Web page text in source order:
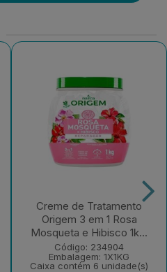
Creme de Tratamento
Origem 3 em 1 Rosa
Mosqueta e Hibisco 1k...
Código: 234904
Embalagem: 1X1KG
Caixa contém 6 unidade(s)